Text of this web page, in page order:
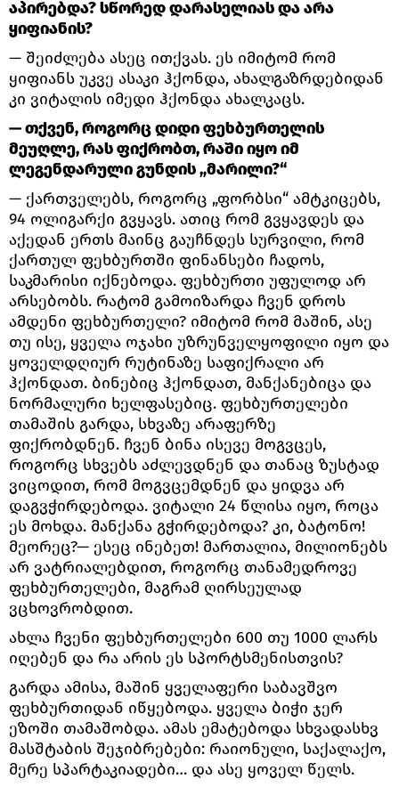
აპირებდა? სწორედ დარასელიას და არა
ყიფიანის?
— შეიძლება ასეც ითქვას. ეს იმიტომ რომ
ყიფიანს უკვე ასაკი ჰქონდა, ახალგაზრდებიდან
კი ვიტალის იმედი ჰქონდა ახალკაცს.
— თქვენ, როგორც დიდი ფეხბურთელის
მეუღლე, რას ფიქრობთ, რაში იყო იმ
ლეგენდარული გუნდის „მარილი?“
— ქართველებს, როგორც „ფორბსი“ ამტკიცებს,
94 ოლიგარქი გვყავს. ათიც რომ გვყავდეს და
აქედან ერთს მაინც გაუჩნდეს სურვილი, რომ
ქართულ ფეხბურთში ფინანსები ჩადოს,
საკმარისი იქნებოდა. ფეხბურთი უფულოდ არ
არსებობს. რატომ გამოიზარდა ჩვენ დროს
ამდენი ფეხბურთელი? იმიტომ რომ მაშინ, ასე
თუ ისე, ყველა ოჯახი უზრუნველყოფილი იყო და
ყოველდღიურ რუტინაზე საფიქრალი არ
ჰქონდათ. ბინებიც ჰქონდათ, მანქანებიცა და
ნორმალური ხელფასებიც. ფეხბურთელები
თამაშის გარდა, სხვაზე არაფერზე
ფიქრობდნენ. ჩვენ ბინა ისევე მოგვცეს,
როგორც სხვებს აძლევდნენ და თანაც ზუსტად
ვიცოდით, რომ მოგვცემდნენ და ყიდვა არ
დაგვჭირდებოდა. ვიტალი 24 წლისა იყო, როცა
ეს მოხდა. მანქანა გჭირდებოდა? კი, ბატონო!
მეორეც?— ესეც ინებეთ! მართალია, მილიონებს
არ ვატრიალებდით, როგორც თანამედროვე
ფეხბურთელები, მაგრამ ღირსეულად
ვცხოვრობდით.
ახლა ჩვენი ფეხბურთელები 600 თუ 1000 ლარს
იღებენ და რა არის ეს სპორტსმენისთვის?
გარდა ამისა, მაშინ ყველაფერი საბავშვო
ფეხბურთიდან იწყებოდა. ყველა ბიჭი ჯერ
ეზოში თამაშობდა. ამას ემატებოდა სხვადასხვ
მასშტაბის შეჯიბრებები: რაიონული, საქალაქო,
მერე სპარტაკიადები… და ასე ყოველ წელს.